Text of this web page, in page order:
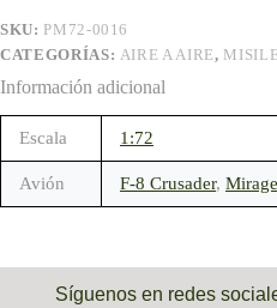
SKU: PM72-0016
CATEGORÍAS: AIRE A AIRE,
Información adicional
Escala 1:72
Avión F-8 Crusader,
Síguenos en redes